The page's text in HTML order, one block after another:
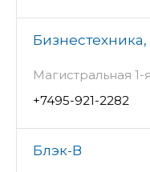
Магистральная 1-
+7495-921-2282
Блэк-В